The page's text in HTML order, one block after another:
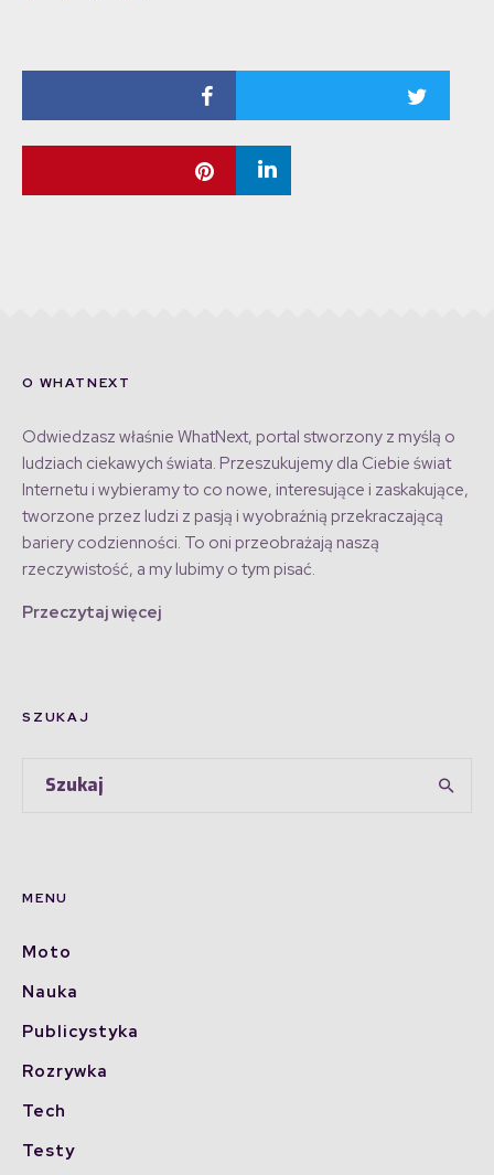
O WHATNEXT
Odwiedzasz właśnie WhatNext, portal stworzony z myślą o
ludziach ciekawych świata. Przeszukujemy dla Ciebie świat
Internetu i wybieramy to co nowe, interesujące i zaskakujące,
tworzone przez ludzi z pasją i wyobraźnią przekraczającą
bariery codzienności. To oni przeobrażają naszą
rzeczywistość, a my lubimy o tym pisać.
Przeczytaj więcej
SZUKAJ
MENU
Moto
Nauka
Publicystyka
Rozrywka
Tech
Testy